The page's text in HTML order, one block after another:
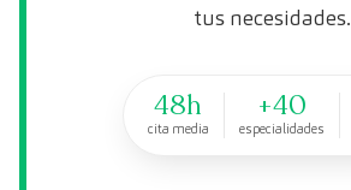
tus necesidades.
48h
cita media
+40
especialidades